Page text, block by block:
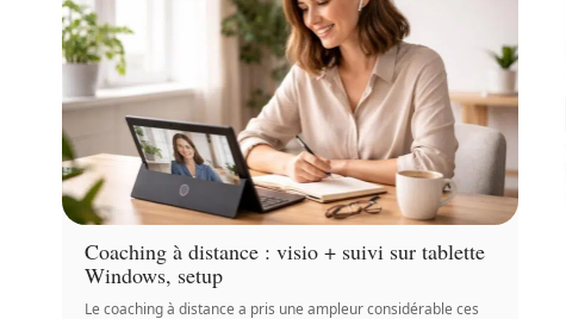
Coaching à distance : visio + suivi sur tablette
Windows, setup
Le coaching à distance a pris une ampleur considérable ces